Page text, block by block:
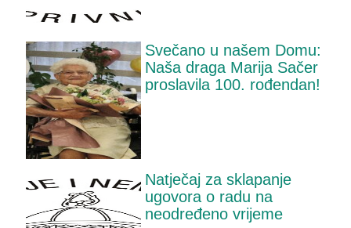
Svečano u našem Domu:
Naša draga Marija Sačer
proslavila 100. rođendan!
Natječaj za sklapanje
ugovora o radu na
neodređeno vrijeme